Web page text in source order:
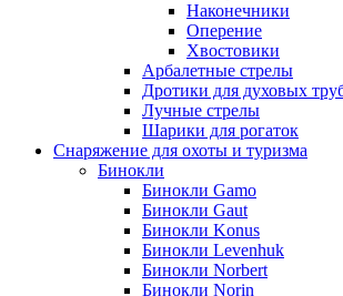
Наконечники
Оперение
Хвостовики
Арбалетные стрелы
Дротики для духовых
Лучные стрелы
Шарики для рогаток
Снаряжение для охоты и туризма
Бинокли
Бинокли Gamo
Бинокли Gaut
Бинокли Konus
Бинокли Levenhuk
Бинокли Norbert
Бинокли Norin